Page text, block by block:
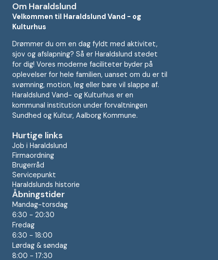
Om Haraldslund
Velkommen til Haraldslund Vand - og
Kulturhus
Drømmer du om en dag fyldt med aktivitet,
sjov og afslapning? Så er Haraldslund stedet
for dig! Vores moderne faciliteter byder på
oplevelser for hele familien, uanset om du er til
svømning, motion, leg eller bare vil slappe af.
Haraldslund Vand- og Kulturhus er en
kommunal institution under forvaltningen
Sundhed og Kultur, Aalborg Kommune.
Hurtige links
Job i Haraldslund
Firmaordning
Brugerråd
Servicepunkt
Haraldslunds historie
Åbningstider
Mandag-torsdag
6:30 - 20:30
Fredag
6:30 - 18:00
Lørdag & søndag
8:00 - 17:30